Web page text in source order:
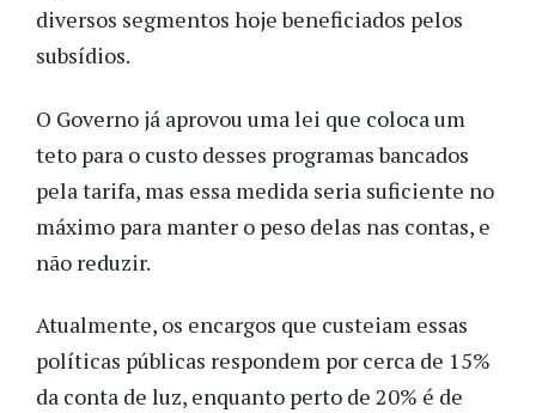
diversos segmentos hoje beneficiados pelos
subsídios.
O Governo já aprovou uma lei que coloca um
teto para o custo desses programas bancados
pela tarifa, mas essa medida seria suficiente no
máximo para manter o peso delas nas contas, e
não reduzir.
Atualmente, os encargos que custeiam essas
políticas públicas respondem por cerca de 15%
da conta de luz, enquanto perto de 20% é de